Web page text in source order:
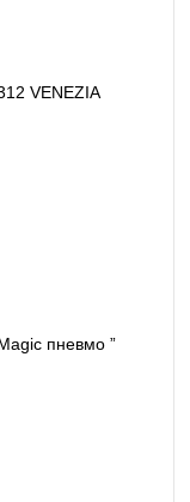
VENEZIA
пневмо ”